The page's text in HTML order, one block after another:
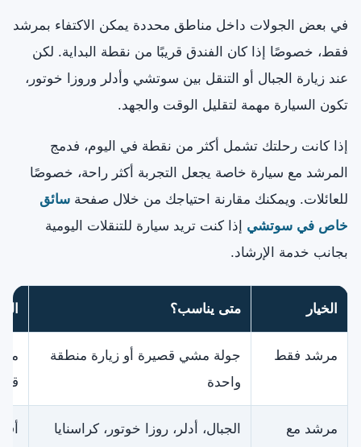
في بعض الجولات داخل مناطق محددة يمكن الاكتفاء بمرشد
فقط، خصوصًا إذا كان الفندق قريبًا من نقطة البداية. لكن
عند زيارة الجبال أو التنقل بين سوتشي وأدلر وروزا خوتور،
تكون السيارة مهمة لتقليل الوقت والجهد.
إذا كانت رحلتك تشمل أكثر من نقطة في اليوم، فدمج
المرشد مع سيارة خاصة يجعل التجربة أكثر راحة، خصوصًا
للعائلات. ويمكنك مقارنة احتياجك من خلال صفحة سائق
خاص في سوتشي إذا كنت تريد سيارة للتنقلات اليومية
بجانب خدمة الإرشاد.
الخيار متى يناسب؟
مرشد فقط
جولة مشي قصيرة أو زيارة منطقة
واحدة
مرشد مع
الجبال، أدلر، روزا خوتور، كراسنايا